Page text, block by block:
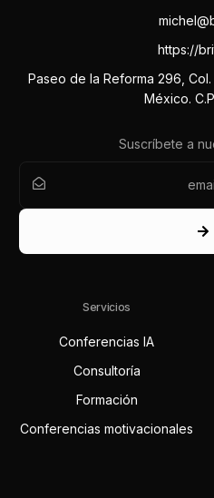
https://
Paseo de la Reforma 296,
México.
Suscríbete a
Servicios
Conferencias IA
Consultoría
Formación
Conferencias motivacionales